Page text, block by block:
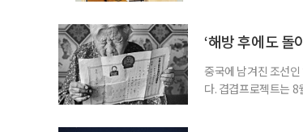
시한다고 해서 수익을
‘해방 후에도
중국에 남겨진 조선
다. 겹겹프로젝트는